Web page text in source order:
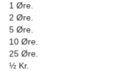
1 Øre.
2 Øre.
5 Øre.
10 Øre.
25 Øre.
½ Kr.